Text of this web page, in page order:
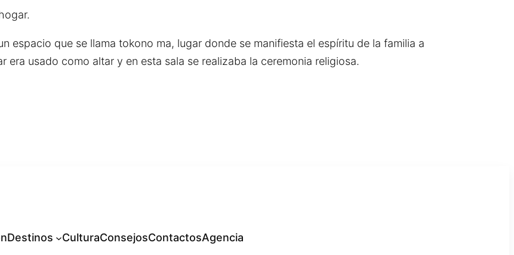
espacio que se llama tokono ma, lugar donde se manifiesta el espíritu de la familia a
usado como altar y en esta sala se realizaba la ceremonia religiosa.
Destinos CulturaConsejosContactosAgencia